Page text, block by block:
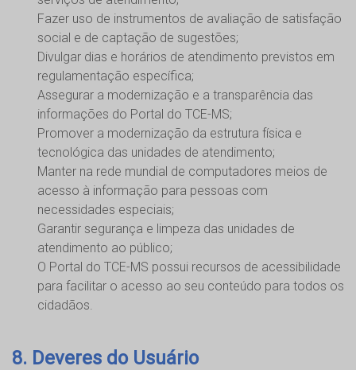
Fazer uso de instrumentos de avaliação de satisfação
social e de captação de sugestões;
Divulgar dias e horários de atendimento previstos em
regulamentação específica;
Assegurar a modernização e a transparência das
informações do Portal do TCE-MS;
Promover a modernização da estrutura física e
tecnológica das unidades de atendimento;
Manter na rede mundial de computadores meios de
acesso à informação para pessoas com
necessidades especiais;
Garantir segurança e limpeza das unidades de
atendimento ao público;
O Portal do TCE-MS possui recursos de acessibilidade
para facilitar o acesso ao seu conteúdo para todos os
cidadãos.
8. Deveres do Usuário